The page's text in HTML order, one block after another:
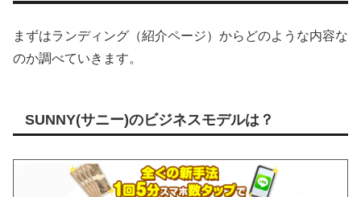
まずはランディング（紹介ページ）からどのような内容な
のか調べていきます。
SUNNY(サニー)のビジネスモデルは？